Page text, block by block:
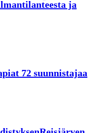
ja
72 suunnistajaa